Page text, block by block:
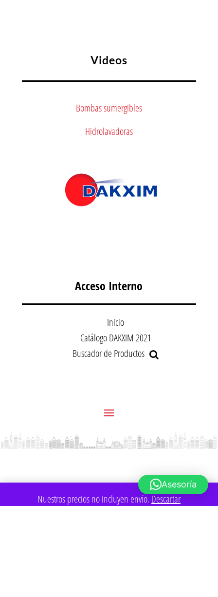
Nuestros precios no incluyen envío. Descartar
Videos
Bombas sumergibles
Hidrolavadoras
Acceso Interno
Inicio
Catálogo DAKXIM 2021
Buscador de Productos
Asesoría